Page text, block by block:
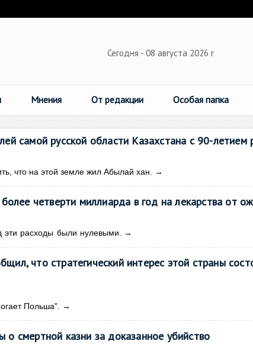
Сегодня - 08 августа 2026 г
Мнения От редакции Особая папка
самой русской области Казахстана с 90-летием
что на этой земле жил Абылай хан. →
четверти миллиарда в год на лекарства от
эти расходы были нулевыми. →
что стратегический интерес этой страны
Польша". →
смертной казни за доказанное убийство